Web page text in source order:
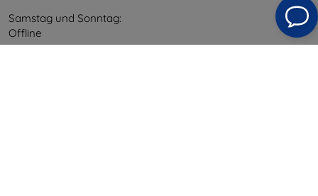
Samstag und Sonntag:
Offline